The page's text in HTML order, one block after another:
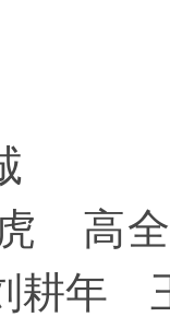
虎 高
年